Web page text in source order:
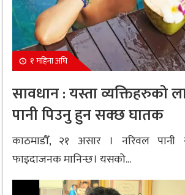
१ महिना अघि
सावधान : यस्ता व्यक्तिहरुको
पानी पिउनु हुन सक्छ घातक
काठमाडौँ, २१ असार । नरिवल पानी
फाइदाजनक मानिन्छ। यसको...